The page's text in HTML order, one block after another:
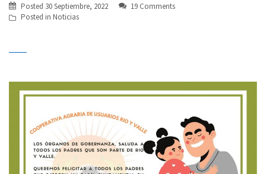
Posted 30 Septiembre, 2022
19 Comments
Posted in Noticias